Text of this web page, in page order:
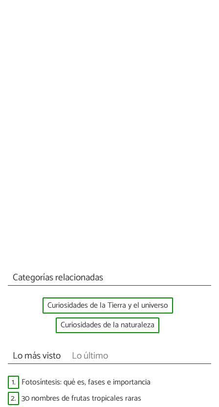
Categorías relacionadas
Curiosidades de la Tierra y el universo
Curiosidades de la naturaleza
Lo más visto Lo último
1. Fotosíntesis: qué es, fases e importancia
2. 30 nombres de frutas tropicales raras